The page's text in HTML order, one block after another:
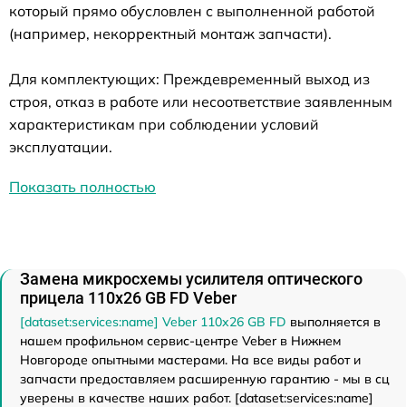
который прямо обусловлен с выполненной работой
(например, некорректный монтаж запчасти).
Для комплектующих: Преждевременный выход из
строя, отказ в работе или несоответствие заявленным
характеристикам при соблюдении условий
эксплуатации.
Показать полностью
Замена микросхемы усилителя оптического
прицела 110х26 GB FD Veber
[dataset:services:name] Veber 110х26 GB FD выполняется в
нашем профильном сервис-центре Veber в Нижнем
Новгороде опытными мастерами. На все виды работ и
запчасти предоставляем расширенную гарантию - мы в сц
уверены в качестве наших работ. [dataset:services:name]